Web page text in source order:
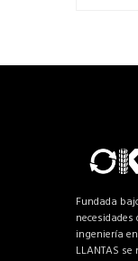
Fundada
ingeniería en
LLANTAS se